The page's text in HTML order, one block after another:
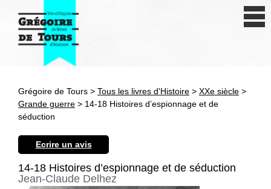
Antiquité
Révolution et XIXe siècle
Grégoire de Tours > Tous les livres d'Histoire > XXe siècle >
Grande guerre > 14-18 Histoires d’espionnage et de
séduction
Ecrire un avis
14-18 Histoires d’espionnage et de séduction
Jean-Claude Delhez